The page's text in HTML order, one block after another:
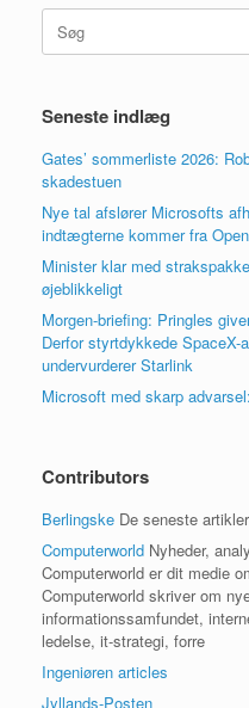
Søg
efter:
Seneste indlæg
Gates’ sommerliste 2026:
skadestuen
Nye tal afslører Microsofts
indtægterne kommer fra
Minister klar med
øjeblikkeligt
Morgen-briefing: Pringles
Derfor styrtdykkede
undervurderer Starlink
Microsoft med skarp
Contributors
Berlingske De seneste
Computerworld Nyheder,
Computerworld er dit medie
Computerworld skriver om
informationssamfundet,
ledelse, it-strategi, forre
Ingeniøren articles
Jyllands-Posten